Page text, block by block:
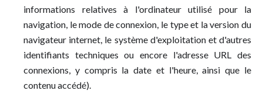
informations relatives à l'ordinateur utilisé pour la
navigation, le mode de connexion, le type et la version du
navigateur internet, le système d'exploitation et d'autres
identifiants techniques ou encore l'adresse URL des
connexions, y compris la date et l'heure, ainsi que le
contenu accédé).